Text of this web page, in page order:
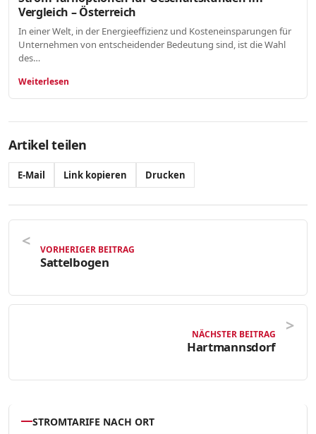
Vergleich – Österreich
In einer Welt, in der Energieeffizienz und Kosteneinsparungen für
Unternehmen von entscheidender Bedeutung sind, ist die Wahl
des…
Weiterlesen
Artikel teilen
E-Mail Link kopieren Drucken
VORHERIGER BEITRAG
Sattelbogen
NÄCHSTER BEITRAG
Hartmannsdorf
STROMTARIFE NACH ORT